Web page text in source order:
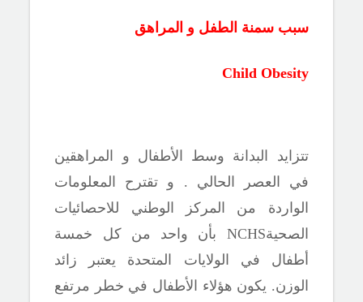
سبب سمنة الطفل و المراهق
Child Obesity
تتزايد البدانة وسط الأطفال و المراهقين
في العصر الحالي . و تقترح المعلومات
الواردة من المركز الوطني للاحصائيات
الصحيةNCHS بأن واحد من كل خمسة
أطفال في الولايات المتحدة يعتبر زائد
الوزن. يكون هؤلاء الأطفال في خطر مرتفع